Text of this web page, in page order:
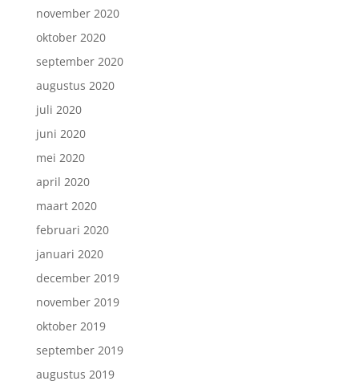
november 2020
oktober 2020
september 2020
augustus 2020
juli 2020
juni 2020
mei 2020
april 2020
maart 2020
februari 2020
januari 2020
december 2019
november 2019
oktober 2019
september 2019
augustus 2019